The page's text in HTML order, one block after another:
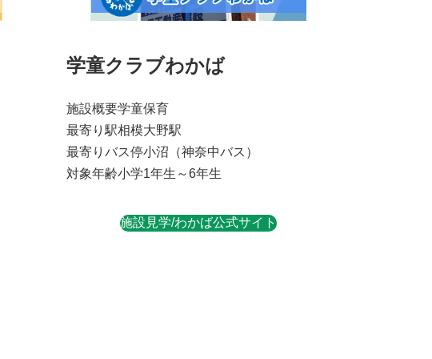
学童クラブわかば
施設概要学童保育
最寄り駅相模大野駅
最寄りバス停小沼（神奈中バス）
対象年齢小学1年生～6年生
施設見学/わかば公式サイト